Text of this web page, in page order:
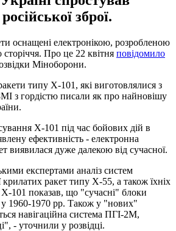
зброї.
оснащені електронікою, розробленою
Про це 22 квітня повідомило
Міноборони.
типу Х-101, які виготовлялися з
з гордістю писали як про найновішу
Х-101 під час бойових дій в
ефективність - електронна
виявилася дуже далекою від сучасної.
експертами аналіз систем
крилатих ракет типу Х-55, а також їхніх
101 показав, що "сучасні" блоки
у 1960-1970 рр. Також у "нових"
навігаційна система ПГІ-2М,
- уточнили у розвідці.